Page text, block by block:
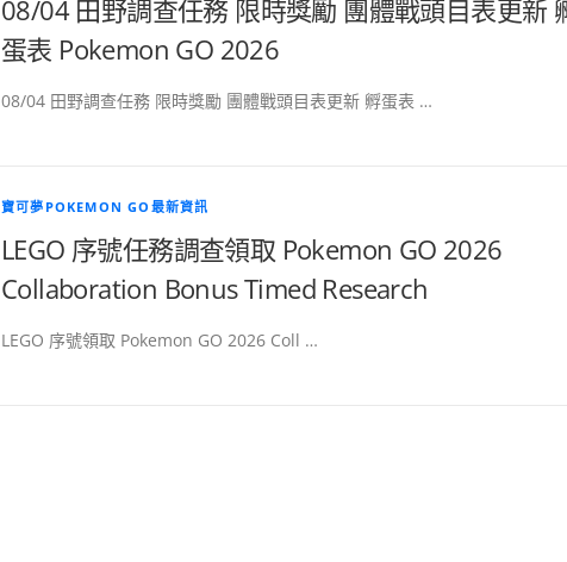
08/04 田野調查任務 限時獎勵 團體戰頭目表更新
蛋表 Pokemon GO 2026
08/04 田野調查任務 限時獎勵 團體戰頭目表更新 孵蛋表 …
寶可夢POKEMON GO最新資訊
LEGO 序號任務調查領取 Pokemon GO 2026
Collaboration Bonus Timed Research
LEGO 序號領取 Pokemon GO 2026 Coll …